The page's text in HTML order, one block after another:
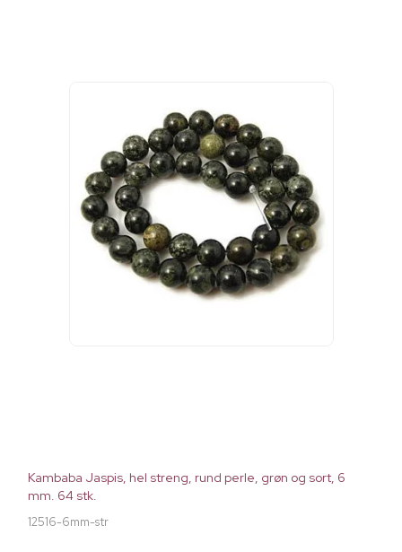
Kambaba Jaspis, hel streng, rund perle, grøn og sort, 6
mm. 64 stk.
12516-6mm-str